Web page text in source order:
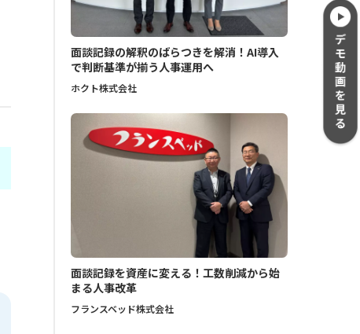
面談記録の解釈のばらつきを解消！AI導入
で判断基準が揃う人事運用へ
ホクト株式会社
面談記録を資産に変える！工数削減から始
まる人事改革
フランスベッド株式会社